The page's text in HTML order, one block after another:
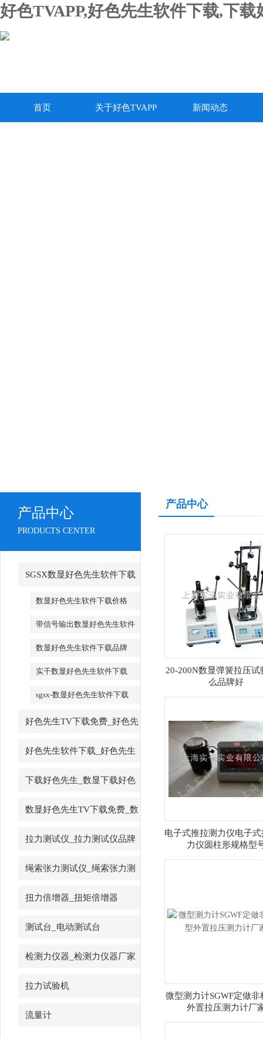
好色TVAPP,好色先生软件下载,下
首页 关于好色TVAPP 新闻动态
产品中心
PRODUCTS CENTER
SGSX数显好色先生软件下载
_SGSX数显好色先生软件下载
数显好色先生软件下载价格
带信号输出数显好色先生软件
下载
数显好色先生软件下载品牌
实干数显好色先生软件下载
sgsx-数显好色先生软件下载
好色先生TV下载免费_好色先
生TV下载免费厂家
好色先生软件下载_好色先生
软件下载厂家
下载好色先生_数显下载好色
先生
数显好色先生TV下载免费_数
字好色先生TV下载免费
拉力测试仪_拉力测试仪品牌
绳索张力测试仪_绳索张力测
试仪
扭力倍增器_扭矩倍增器
测试台_电动测试台
检测力仪器_检测力仪器厂家
拉力试验机
流量计
产品中心
20-200N数显弹簧拉压试
么品牌好
电子式推拉测力仪电子
力仪圆柱形规格型
微型测力计SGWF定做非
外置拉压测力计厂